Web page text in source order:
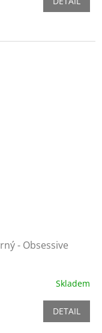
- Obsessive
Skladem
DETAIL